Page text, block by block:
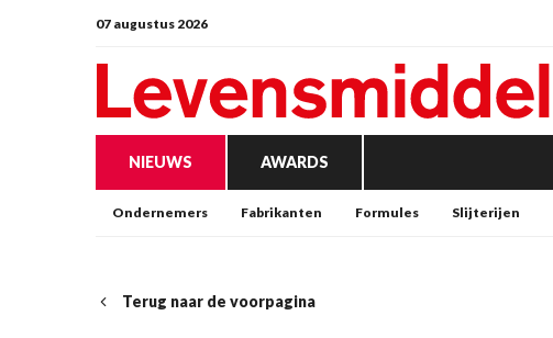
07 augustus 2026
NIEUWS AWARDS
Ondernemers Fabrikanten Formules Slijterijen
Terug naar de voorpagina